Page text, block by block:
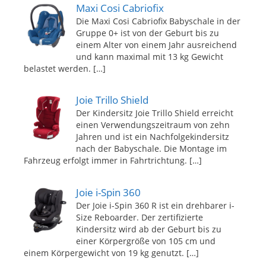
Maxi Cosi Cabriofix
Die Maxi Cosi Cabriofix Babyschale in der
Gruppe 0+ ist von der Geburt bis zu
einem Alter von einem Jahr ausreichend
und kann maximal mit 13 kg Gewicht
belastet werden. […]
Joie Trillo Shield
Der Kindersitz Joie Trillo Shield erreicht
einen Verwendungszeitraum von zehn
Jahren und ist ein Nachfolgekindersitz
nach der Babyschale. Die Montage im
Fahrzeug erfolgt immer in Fahrtrichtung. […]
Joie i-Spin 360
Der Joie i-Spin 360 R ist ein drehbarer i-
Size Reboarder. Der zertifizierte
Kindersitz wird ab der Geburt bis zu
einer Körpergröße von 105 cm und
einem Körpergewicht von 19 kg genutzt. […]